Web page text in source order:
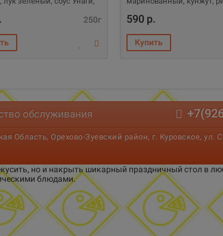
250г 590 р.
обслуживания
Область, Орехово-Зуевский район, г. Куровское, ул.
но и накрыть шикарный праздничный стол в
блюдами.